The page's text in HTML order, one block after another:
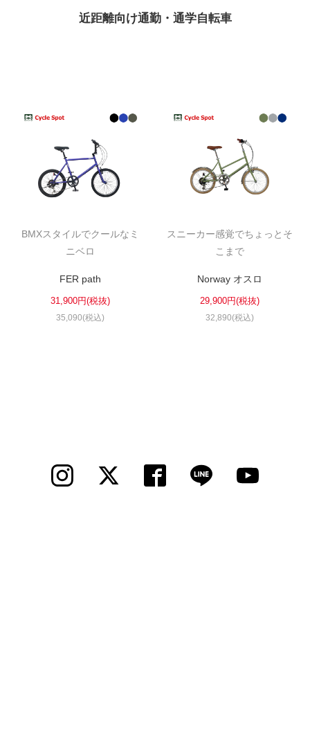
近距離向け通勤・通学自転車
BMXスタイルでクールなミ
ニベロ
FER path
31,900円(税抜)
35,090(税込)
スニーカー感覚でちょっとそ
こまで
Norway オスロ
29,900円(税抜)
32,890(税込)